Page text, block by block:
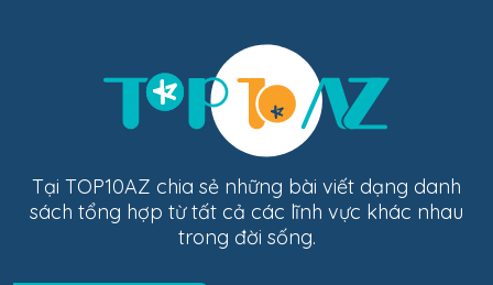
Tại TOP10AZ chia sẻ những bài viết dạng danh
sách tổng hợp từ tất cả các lĩnh vực khác nhau
trong đời sống.